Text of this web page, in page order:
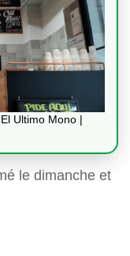
Ultimo Mono |
le dimanche et